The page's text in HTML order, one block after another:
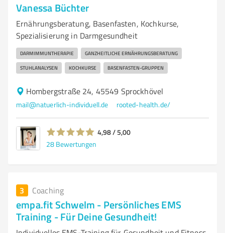
Vanessa Büchter
Ernährungsberatung, Basenfasten, Kochkurse,
Spezialisierung in Darmgesundheit
DARMIMMUNTHERAPIE GANZHEITLICHE ERNÄHRUNGSBERATUNG
STUHLANALYSEN KOCHKURSE BASENFASTEN-GRUPPEN
Hombergstraße 24, 45549 Sprockhövel
mail@natuerlich-individuell.de rooted-health.de/
4,98 / 5,00
28 Bewertungen
3 Coaching
empa.fit Schwelm - Persönliches EMS
Training - Für Deine Gesundheit!